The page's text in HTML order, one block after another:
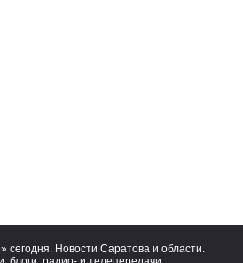
сегодня. Новости Саратова и области.